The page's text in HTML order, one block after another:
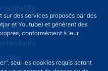
sur des services proposés par des
et Youtube) et génèrent des
conformément à leur
seul les cookies requis seront